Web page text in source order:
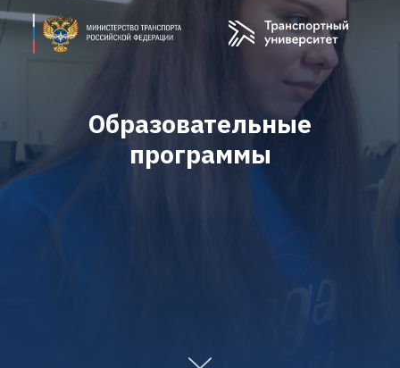
Образовательные
программы